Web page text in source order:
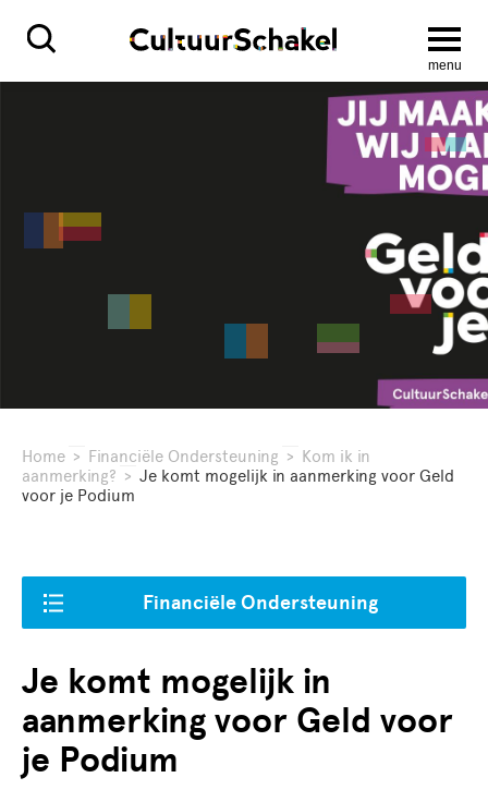
menu
Home > Financiële Ondersteuning > Kom ik in
aanmerking? > Je komt mogelijk in aanmerking voor Geld
voor je Podium
Financiële Ondersteuning
Je komt mogelijk in
aanmerking voor Geld voor
je Podium